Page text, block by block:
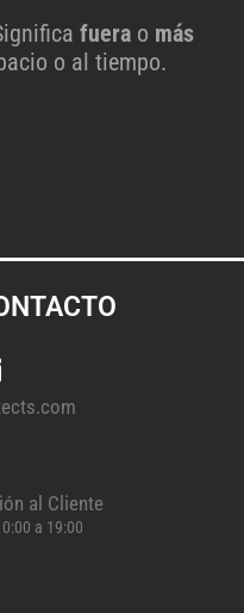
fuera o más
o al tiempo.
al Cliente
a 19:00